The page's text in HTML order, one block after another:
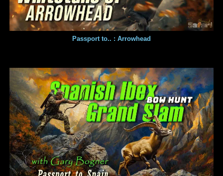
Passport to.. : Arrowhead